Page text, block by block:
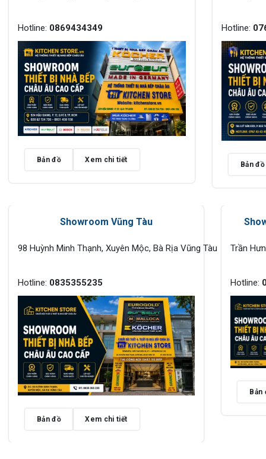
Hotline: 0869434349
Bản đồ Xem chi tiết
Hotline:
Bản đồ
Showroom Vũng Tàu
98 Huỳnh Minh Thạnh, Xuyên Mộc, Bà Rịa Vũng Tàu
Hotline: 0835355235
Bản đồ Xem chi tiết
Trần
Hotline:
Bản